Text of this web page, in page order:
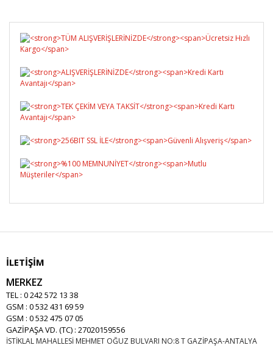
İLETİŞİM
MERKEZ
TEL : 0 242 572 13 38
GSM : 0 532 431 69 59
GSM : 0 532 475 07 05
GAZİPAŞA VD. (TC) : 27020159556
İSTİKLAL MAHALLESİ MEHMET OĞUZ BULVARI NO:8 T GAZİPAŞA-ANTALYA